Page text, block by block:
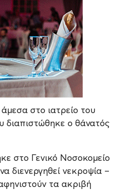
στο ιατρείο του
διαπιστώθηκε ο θάνατός
στο Γενικό Νοσοκομείο
διενεργηθεί νεκροψία –
τα ακριβή